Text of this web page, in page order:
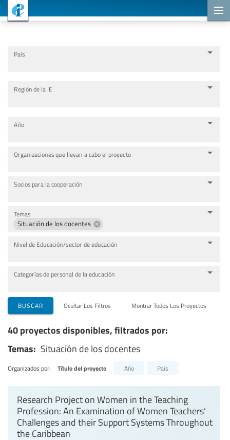
País
Región de la IE
Año
Organizaciones que llevan a cabo el proyecto
Socios para la cooperación
Temas
Situación de los docentes
Nivel de Educación/sector de educación
Categorías de personal de la educación
BUSCAR Ocultar Los Filtros Montrar Todos Los Proyectos
40 proyectos disponibles, filtrados por:
Temas: Situación de los docentes
Organizados por: Título del proyecto Año País
Research Project on Women in the Teaching
Profession: An Examination of Women Teachers’
Challenges and their Support Systems Throughout
the Caribbean